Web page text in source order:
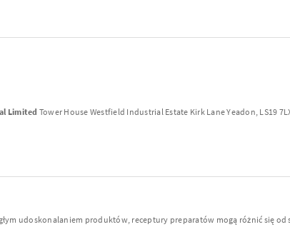
Limited Tower House Westfield Industrial Estate Kirk Lane Yeadon, LS19
udoskonalaniem produktów, receptury preparatów mogą różnić się